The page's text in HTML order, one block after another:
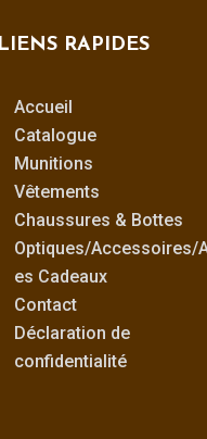
LIENS RAPIDES
Accueil
Catalogue
Munitions
Vêtements
Chaussures & Bottes
Optiques/Accessoires/
es Cadeaux
Contact
Déclaration de
confidentialité